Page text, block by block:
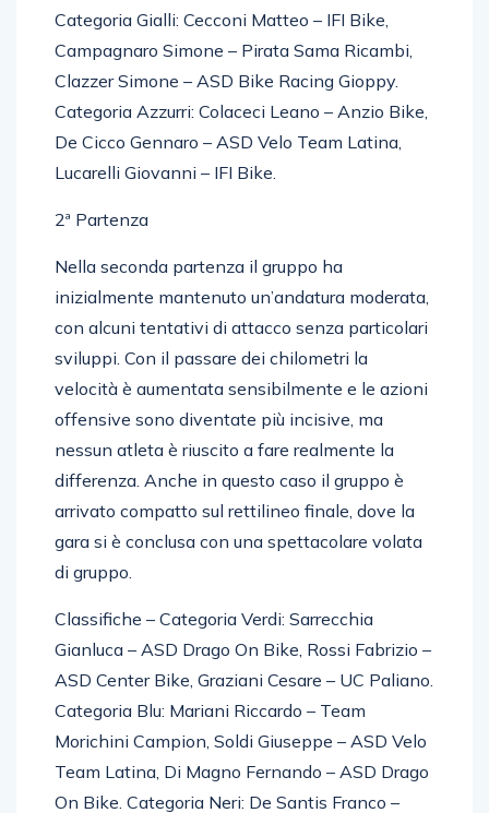
– ASD Center Bike, Fiorito Gabriele – IFI Bike.
Categoria Gialli: Cecconi Matteo – IFI Bike,
Campagnaro Simone – Pirata Sama Ricambi,
Clazzer Simone – ASD Bike Racing Gioppy.
Categoria Azzurri: Colaceci Leano – Anzio Bike,
De Cicco Gennaro – ASD Velo Team Latina,
Nella seconda partenza il gruppo ha
inizialmente mantenuto un’andatura moderata,
con alcuni tentativi di attacco senza particolari
sviluppi. Con il passare dei chilometri la
velocità è aumentata sensibilmente e le azioni
offensive sono diventate più incisive, ma
nessun atleta è riuscito a fare realmente la
differenza. Anche in questo caso il gruppo è
arrivato compatto sul rettilineo finale, dove la
gara si è conclusa con una spettacolare volata
Classifiche – Categoria Verdi: Sarrecchia
Gianluca – ASD Drago On Bike, Rossi Fabrizio –
ASD Center Bike, Graziani Cesare – UC Paliano.
Categoria Blu: Mariani Riccardo – Team
Morichini Campion, Soldi Giuseppe – ASD Velo
Team Latina, Di Magno Fernando – ASD Drago